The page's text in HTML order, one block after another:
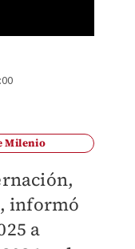
Milenio
, informó
a